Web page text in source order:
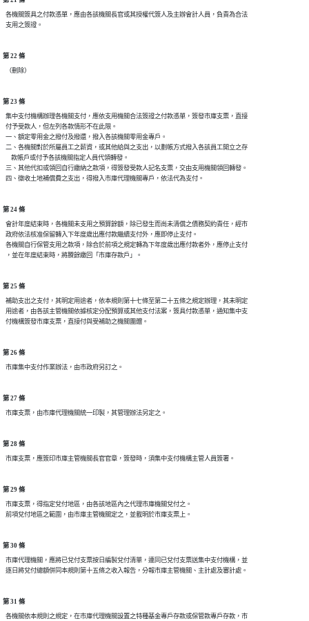
  各機關簽具之付款憑單，應由各該機關長官或其授權代簽人及主辦會計人員，負責為合法
第 22 條
第 23 條
  集中支付機構辦理各機關支付，應依支用機關合法簽證之付款憑單，簽發市庫支票，直接
  付予受款人，但左列各款情形不在此限。
  一、額定零用金之撥付及撥還，撥入各該機關零用金專戶。
  二、各機關對於所屬員工之薪資，或其他給與之支出，以劃帳方式撥入各該員工開立之存
      款帳戶或付予各該機關指定人員代領轉發。
  三、其他代扣或領回自行繳納之款項，得簽發受款人記名支票，交由支用機關領回轉發。
第 24 條
  會計年度結束時，各機關未支用之預算餘額，除已發生而尚未清償之債務契約責任，經市
  政府依法核准保留轉入下年度歲出應付款繼續支付外，應即停止支付。
  各機關自行保管支用之款項，除合於前項之規定轉為下年度歲出應付款者外，應停止支付
第 25 條
  補助支出之支付，其明定用途者，依本規則第十七條至第二十五條之規定辦理，其未明定
  用途者，由各該主管機關依據核定分配預算或其他支付法案，簽具付款憑單，通知集中支
第 26 條
第 27 條
第 28 條
第 29 條
  市庫支票，得指定兌付地區，由各該地區內之代理市庫機關兌付之。
第 30 條
  市庫代理機關，應將已兌付支票按日編製兌付清單，連同已兌付支票送集中支付機構，並
第 31 條
  各機關依本規則之規定，在市庫代理機關設置之特種基金專戶存款或保管款專戶存款，市